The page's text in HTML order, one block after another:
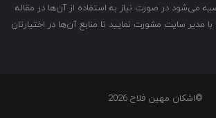
می‌شود در صورت نیاز به استفاده از آن‌ها در مقاله
مدیر سایت مشورت نمایید تا منابع آن‌ها در اختیارتان
©اشکان مهین فلاح 2026